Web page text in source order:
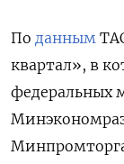
По данным
квартал», в
федеральных